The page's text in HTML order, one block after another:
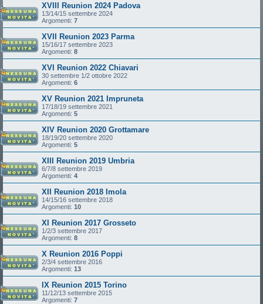
XVIII Reunion 2024 Padova
13/14/15 settembre 2024
Argomenti: 7
XVII Reunion 2023 Parma
15/16/17 settembre 2023
Argomenti: 8
XVI Reunion 2022 Chiavari
30 settembre 1/2 ottobre 2022
Argomenti: 6
XV Reunion 2021 Impruneta
17/18/19 settembre 2021
Argomenti: 5
XIV Reunion 2020 Grottamare
18/19/20 settembre 2020
Argomenti: 5
XIII Reunion 2019 Umbria
6/7/8 settembre 2019
Argomenti: 4
XII Reunion 2018 Imola
14/15/16 settembre 2018
Argomenti: 10
XI Reunion 2017 Grosseto
1/2/3 settembre 2017
Argomenti: 8
X Reunion 2016 Poppi
2/3/4 settembre 2016
Argomenti: 13
IX Reunion 2015 Torino
11/12/13 settembre 2015
Argomenti: 7